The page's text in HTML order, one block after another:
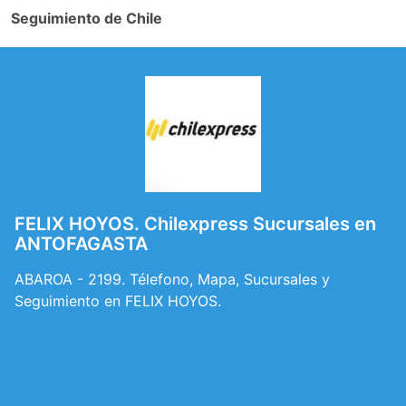
Seguimiento de Chile
FELIX HOYOS. Chilexpress Sucursales en
ANTOFAGASTA
ABAROA - 2199. Télefono, Mapa, Sucursales y
Seguimiento en FELIX HOYOS.